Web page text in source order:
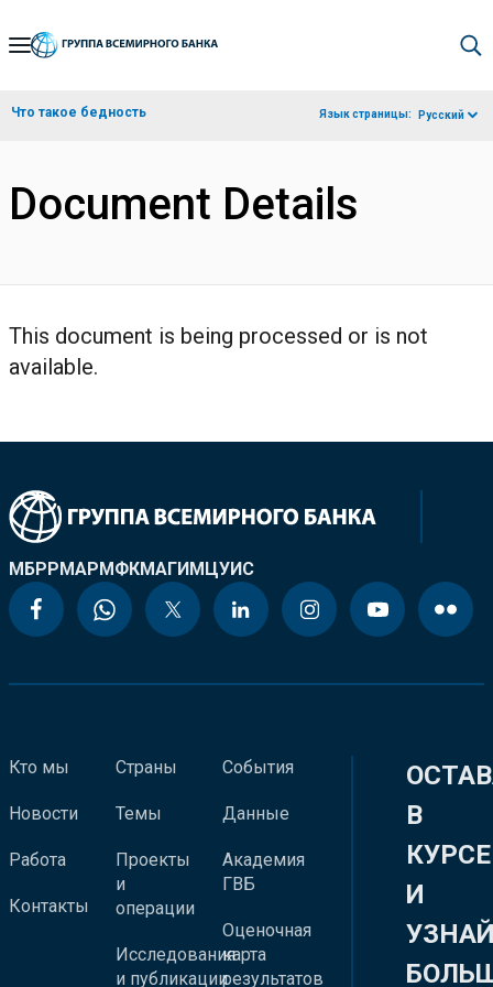
Skip
Navigation
Что такое бедность Язык страницы: Русский
Document Details
This document is being processed or is not
available.
МБРРМАРМФКМАГИМЦУИС
Кто мы
Новости
Работа
Контакты
Страны
Темы
Проекты
и
операции
Исследования
и публикации
События
Данные
Академия
ГВБ
Оценочная
карта
результатов
В
КУРСЕ
И